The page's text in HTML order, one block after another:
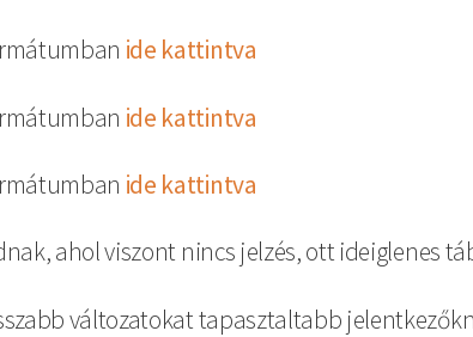
ide kattintva
ide kattintva
ide kattintva
ahol viszont nincs jelzés, ott ideiglenes
változatokat tapasztaltabb